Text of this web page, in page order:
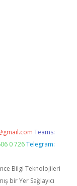
Teams:
0 726 Telegram:
Bilgi Teknolojileri
bir Yer Sağlayıcı